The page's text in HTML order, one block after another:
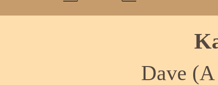
Dave